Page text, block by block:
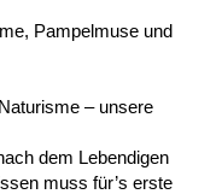
Pampelmuse und
– unsere
dem Lebendigen
muss für’s erste